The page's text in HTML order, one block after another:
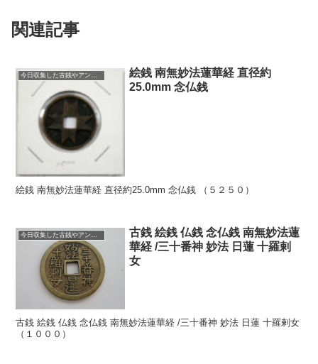
関連記事
絵銭 南無妙法蓮華経 直径約
25.0mm 念仏銭
絵銭 南無妙法蓮華経 直径約25.0mm 念仏銭 （５２５０）
今日収集した古銭やアンティークコイン
古銭 絵銭 仏銭 念仏銭 南無妙法蓮
華経 /三十番神 妙法 日蓮 十羅剌
女
古銭 絵銭 仏銭 念仏銭 南無妙法蓮華経 /三十番神 妙法 日蓮 十羅剌女
（１０００）